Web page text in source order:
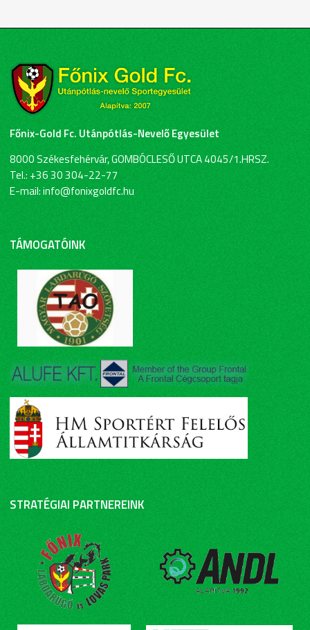
Főnix-Gold Fc. Utánpótlás-Nevelő Egyesület
8000 Székesfehérvár, GOMBÓCLESŐ UTCA 4045/1.HRSZ.
Tel.: +36 30 304-22-77
E-mail: info@fonixgoldfc.hu
TÁMOGATÓINK
STRATÉGIAI PARTNEREINK